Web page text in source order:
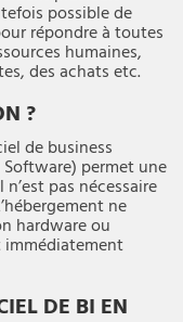
possible de
répondre à toutes
humaines,
des achats etc.
?
de business
Software) permet une
pas nécessaire
ne
hardware ou
DE BI EN